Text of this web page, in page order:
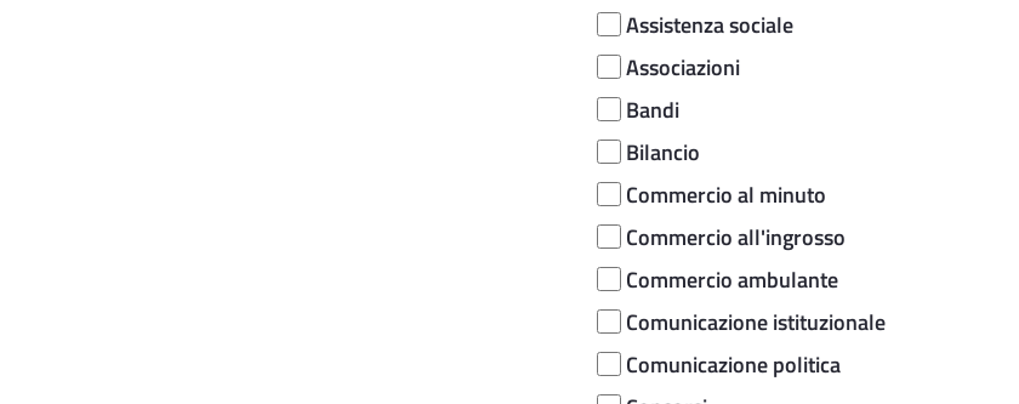
Assistenza sociale
Associazioni
Bandi
Bilancio
Commercio al minuto
Commercio all'ingrosso
Commercio ambulante
Comunicazione istituzionale
Comunicazione politica